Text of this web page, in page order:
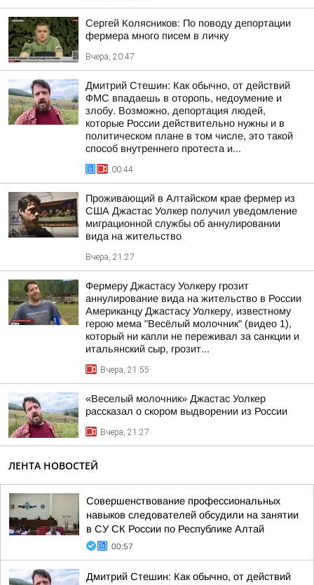
Сергей Колясников: По поводу депортации
фермера много писем в личку
Вчера, 20:47
Дмитрий Стешин: Как обычно, от действий
ФМС впадаешь в оторопь, недоумение и
злобу. Возможно, депортация людей,
которые России действительно нужны и в
политическом плане в том числе, это такой
способ внутреннего протеста и...
00:44
Проживающий в Алтайском крае фермер из
США Джастас Уолкер получил уведомление
миграционной службы об аннулировании
вида на жительство
Вчера, 21:27
Фермеру Джастасу Уолкеру грозит
аннулирование вида на жительство в России
Американцу Джастасу Уолкеру, известному
герою мема "Весёлый молочник" (видео 1),
который ни капли не переживал за санкции и
итальянский сыр, грозит...
Вчера, 21:55
«Веселый молочник» Джастас Уолкер
рассказал о скором выдворении из России
Вчера, 21:27
ЛЕНТА НОВОСТЕЙ
Совершенствование профессиональных
навыков следователей обсудили на занятии
в СУ СК России по Республике Алтай
00:57
Дмитрий Стешин: Как обычно, от действий